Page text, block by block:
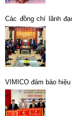
Các đồng chí lãnh
Nam chúc Tết cán bộ,
VIMICO đảm bảo